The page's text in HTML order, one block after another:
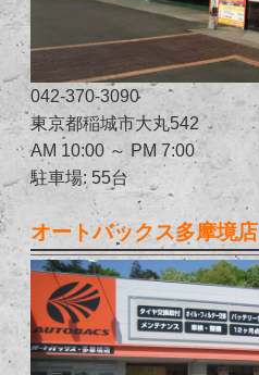
042-370-3090
東京都稲城市大丸542
AM 10:00 ～ PM 7:00
駐車場: 55台
オートバックス多摩境店